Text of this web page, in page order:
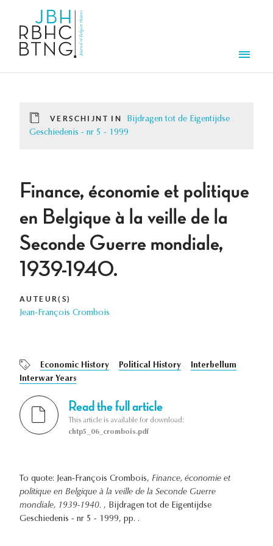
VERSCHIJNT IN
Bijdragen tot de Eigentijdse
Geschiedenis - nr 5 - 1999
Finance, économie et politique
en Belgique à la veille de la
Seconde Guerre mondiale,
1939-1940.
AUTEUR(S)
Jean-François Crombois
Economic History Political History
Interbellum
Interwar Years
Read the full article
This article is available for download:
chtp5_06_crombois.pdf
To quote: Jean-François Crombois, Finance, économie et
politique en Belgique à la veille de la Seconde Guerre
mondiale, 1939-1940. , Bijdragen tot de Eigentijdse
Geschiedenis - nr 5 - 1999, pp. .